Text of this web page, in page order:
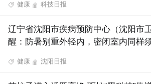
健康 科技日报
辽宁省沈阳市疾病预防中心（沈阳市
醒：防暑别重外轻内，密闭室内同样
健康 沈阳日报